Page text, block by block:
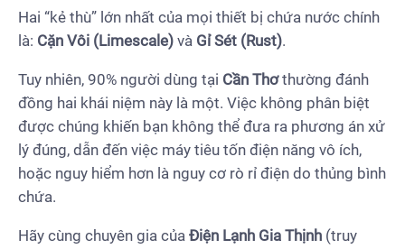
Hai “kẻ thù” lớn nhất của mọi thiết bị chứa nước chính
là: Cặn Vôi (Limescale) và Gỉ Sét (Rust).
Tuy nhiên, 90% người dùng tại Cần Thơthường đánh
đồng hai khái niệm này là một. Việc không phân biệt
được chúng khiến bạn không thể đưa ra phương án xử
lý đúng, dẫn đến việc máy tiêu tốn điện năng vô ích,
hoặc nguy hiểm hơn là nguy cơ rò rỉ điện do thủng bình
chứa.
Hãy cùng chuyên gia của Điện Lạnh Gia Thịnh (truy